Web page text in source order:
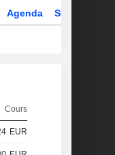
Agenda Secteur
Cours
EUR